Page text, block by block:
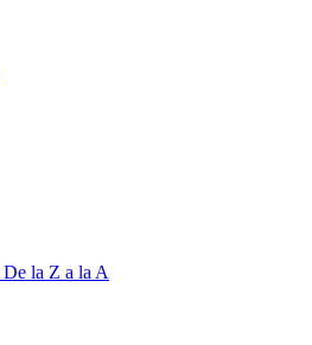
De la Z a la A